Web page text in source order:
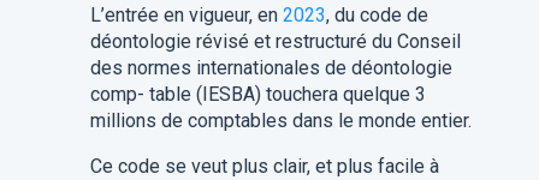
L’entrée en vigueur, en 2023, du code de
déontologie révisé et restructuré du Conseil
des normes internationales de déontologie
comp- table (IESBA) touchera quelque 3
millions de comptables dans le monde entier.
Ce code se veut plus clair, et plus facile à